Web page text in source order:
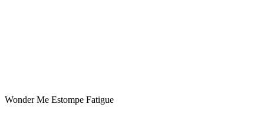
Wonder Me Estompe Fatigue